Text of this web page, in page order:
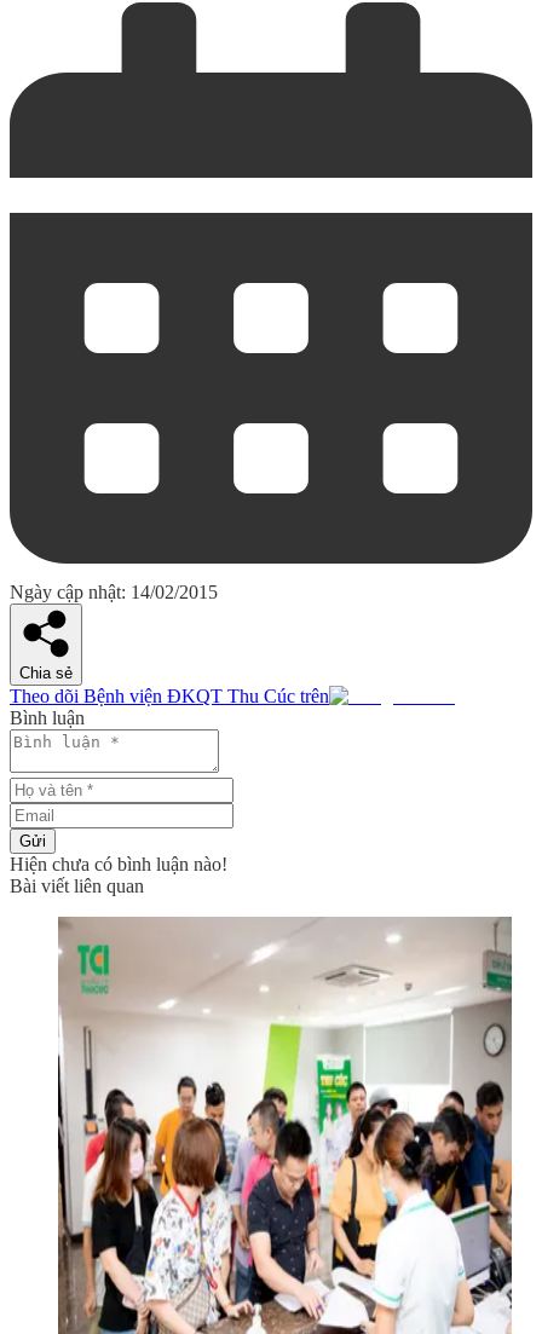
Ngày cập nhật: 14/02/2015
Chia sẻ
Theo dõi Bệnh viện ĐKQT Thu Cúc trên
Bình luận
Gửi
Hiện chưa có bình luận nào!
Bài viết liên quan